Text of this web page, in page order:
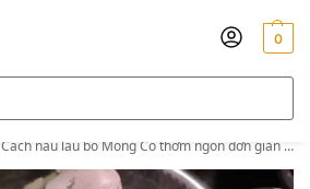
0
Cách nấu lẩu bò Mông Cổ thơm ngon đơn giản tại nhà